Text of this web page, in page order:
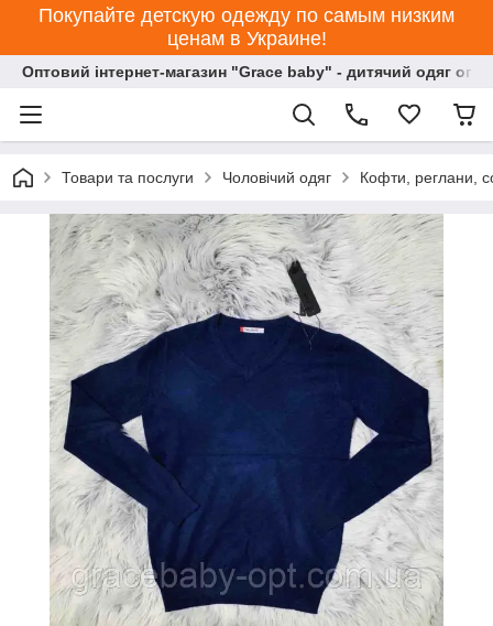
Покупайте детскую одежду по самым низким
ценам в Украине!
Оптовий інтернет-магазин "Grace baby" - дитячий одяг
Товари та послуги Чоловічий одяг Кофти, реглани,